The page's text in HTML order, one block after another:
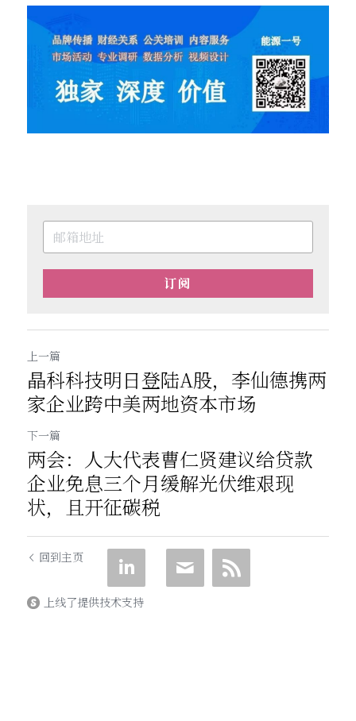
订阅
上一篇
晶科科技明日登陆A股，李仙德携两
家企业跨中美两地资本市场
下一篇
两会：人大代表曹仁贤建议给贷款
企业免息三个月缓解光伏维艰现
状，且开征碳税
回到主页
上线了提供技术支持